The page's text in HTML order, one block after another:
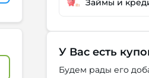
Займы и
У Вас есть
Будем рады его